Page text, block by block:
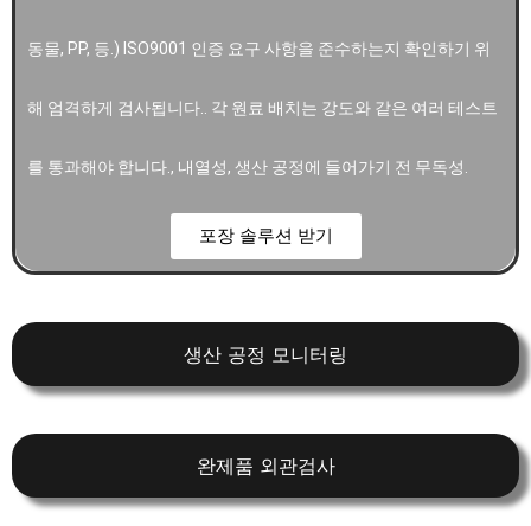
생산 공정 모니터링
완제품 외관검사
동물, PP, 등.) ISO9001 인증 요구 사항을 준수하는지 확인하기 위
해 엄격하게 검사됩니다.. 각 원료 배치는 강도와 같은 여러 테스트
를 통과해야 합니다., 내열성, 생산 공정에 들어가기 전 무독성.
포장 솔루션 받기